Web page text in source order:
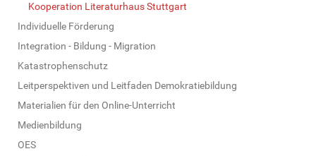
Kooperation Literaturhaus Stuttgart
Individuelle Förderung
Integration - Bildung - Migration
Katastrophenschutz
Leitperspektiven und Leitfaden Demokratiebildung
Materialien für den Online-Unterricht
Medienbildung
OES